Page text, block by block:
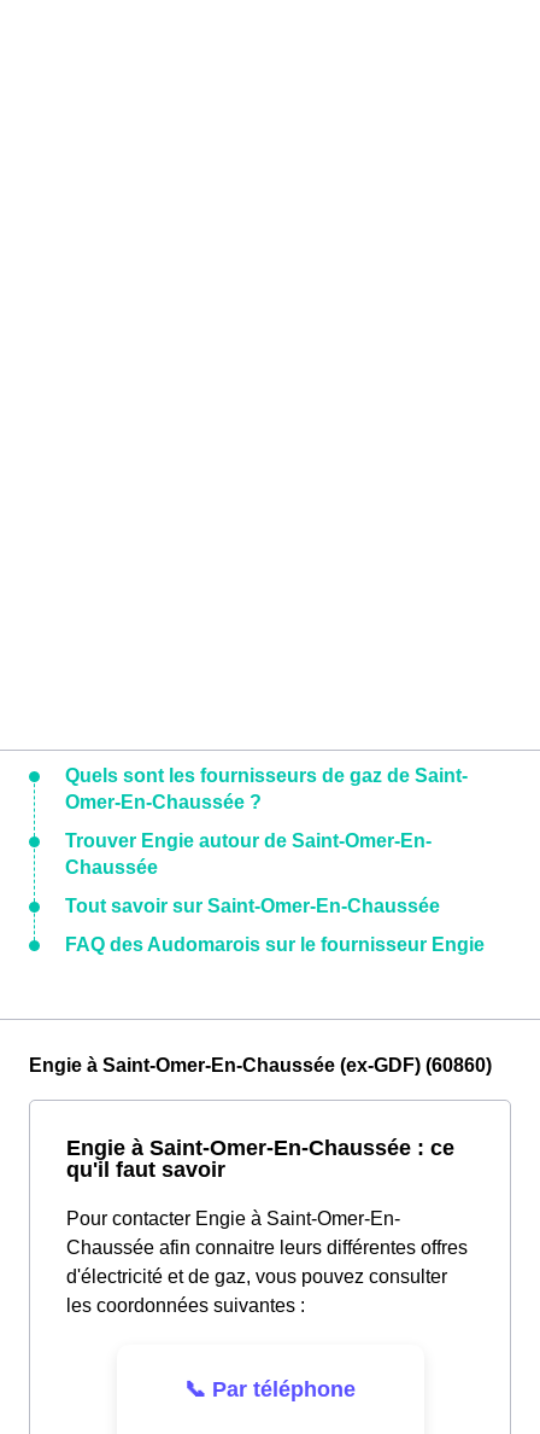
Quels sont les fournisseurs de gaz de Saint-
Omer-En-Chaussée ?
Trouver Engie autour de Saint-Omer-En-
Chaussée
Tout savoir sur Saint-Omer-En-Chaussée
FAQ des Audomarois sur le fournisseur Engie
Engie à Saint-Omer-En-Chaussée (ex-GDF) (60860)
Engie à Saint-Omer-En-Chaussée : ce
qu'il faut savoir
Pour contacter Engie à Saint-Omer-En-
Chaussée afin connaitre leurs différentes offres
d'électricité et de gaz, vous pouvez consulter
les coordonnées suivantes :
📞 Par téléphone